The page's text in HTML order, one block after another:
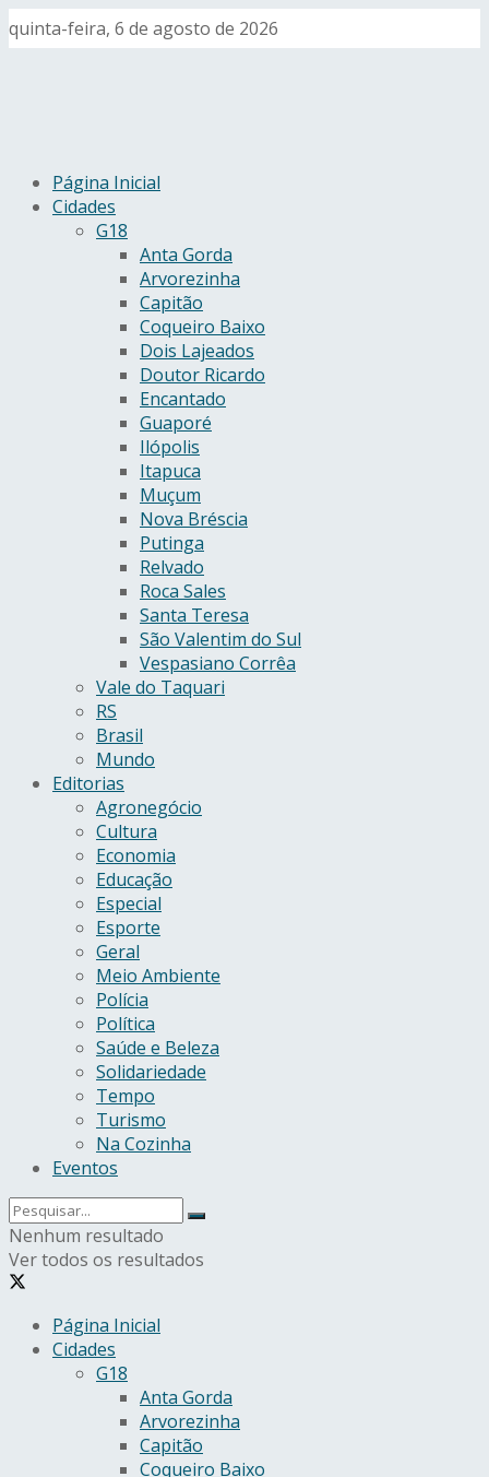
quinta-feira, 6 de agosto de 2026
Página Inicial
Cidades
G18
Anta Gorda
Arvorezinha
Capitão
Coqueiro Baixo
Dois Lajeados
Doutor Ricardo
Encantado
Guaporé
Ilópolis
Itapuca
Muçum
Nova Bréscia
Putinga
Relvado
Roca Sales
Santa Teresa
São Valentim do Sul
Vespasiano Corrêa
Vale do Taquari
RS
Brasil
Mundo
Editorias
Agronegócio
Cultura
Economia
Educação
Especial
Esporte
Geral
Meio Ambiente
Polícia
Política
Saúde e Beleza
Solidariedade
Tempo
Turismo
Na Cozinha
Eventos
Nenhum resultado
Ver todos os resultados
Página Inicial
Cidades
G18
Anta Gorda
Arvorezinha
Capitão
Coqueiro Baixo